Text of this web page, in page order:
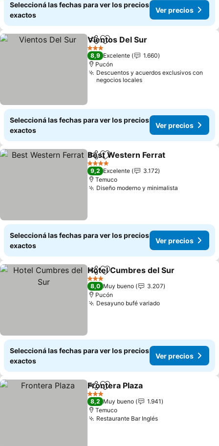
Seleccioná las fechas para ver los precios
exactos
Ver precios
CompartirAñadir a favoritos
Vientos Del Sur
3 Estrellas
8,9 Excelente
1.660
Pucón
Descuentos y acuerdos exclusivos con
negocios locales
Seleccioná las fechas para ver los precios
exactos
Ver precios
CompartirAñadir a favoritos
Best Western Ferrat
4 Estrellas
9,2 Excelente
3.172
Temuco
Diseño moderno y minimalista
Seleccioná las fechas para ver los precios
exactos
Ver precios
CompartirAñadir a favoritos
Hotel Cumbres del Sur
3 Estrellas
8,0 Muy bueno
3.207
Pucón
Desayuno bufé variado
Seleccioná las fechas para ver los precios
exactos
Ver precios
CompartirAñadir a favoritos
Frontera Plaza
3 Estrellas
8,2 Muy bueno
1.941
Temuco
Restaurante Bar Inglés